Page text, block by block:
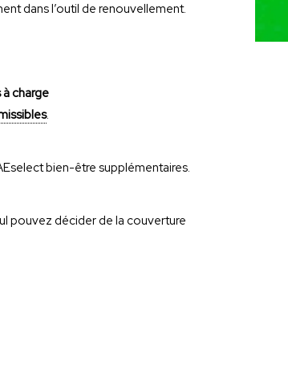
dans l’outil de renouvellement.
charge
.
bien-être supplémentaires.
pouvez décider de la couverture